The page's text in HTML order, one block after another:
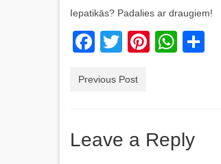
Iepatikās? Padalies ar draugiem!
Facebook
Twitter
Previous Post
Leave a Reply